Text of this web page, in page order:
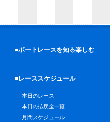
■ボートレースを知る楽しむ
■レーススケジュール
本日のレース
本日の払戻金一覧
月間スケジュール